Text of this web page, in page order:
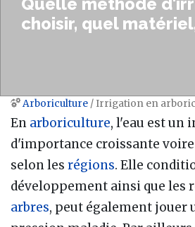
Quelle méthode
choisir, quel
Aller à :navigation,rechercher
Arboriculture / Irrigation en
En arboriculture, l'eau est un
d'importance croissante
selon les régions. Elle
développement ainsi que les
arbres, peut également jouer